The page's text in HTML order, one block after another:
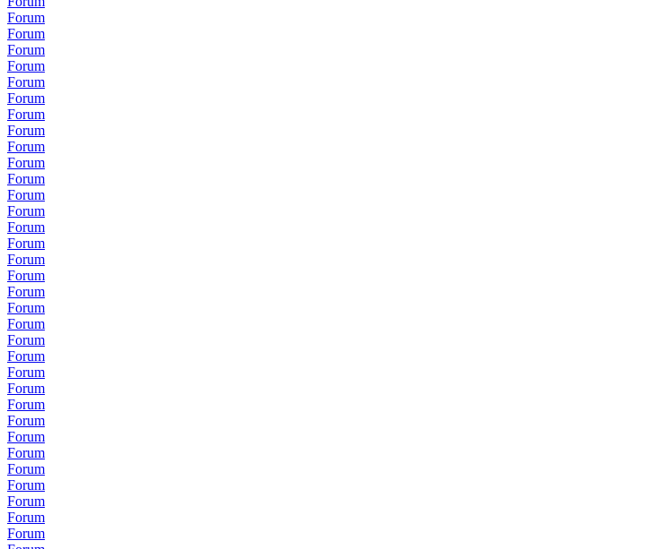
Forum
Forum
Forum
Forum
Forum
Forum
Forum
Forum
Forum
Forum
Forum
Forum
Forum
Forum
Forum
Forum
Forum
Forum
Forum
Forum
Forum
Forum
Forum
Forum
Forum
Forum
Forum
Forum
Forum
Forum
Forum
Forum
Forum